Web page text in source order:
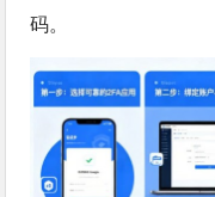
码。